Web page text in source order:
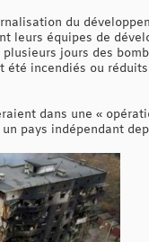
du
leurs équipes de
jours des
incendiés ou
dans une «
pays indépendant